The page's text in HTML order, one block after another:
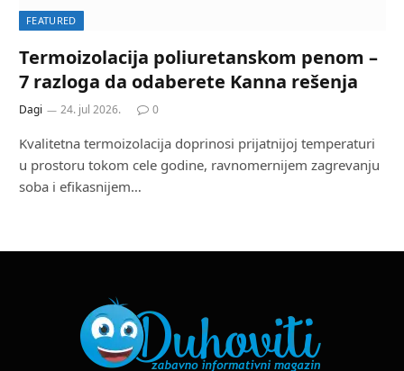
FEATURED
Termoizolacija poliuretanskom penom –
7 razloga da odaberete Kanna rešenja
Dagi 24. jul 2026. 0
Kvalitetna termoizolacija doprinosi prijatnijoj temperaturi
u prostoru tokom cele godine, ravnomernijem zagrevanju
soba i efikasnijem…